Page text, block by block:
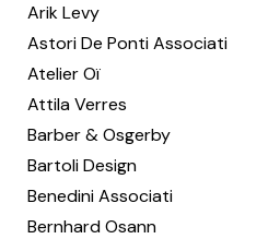
Arik Levy
Astori De Ponti Associati
Atelier Oï
Attila Verres
Barber & Osgerby
Bartoli Design
Benedini Associati
Bernhard Osann